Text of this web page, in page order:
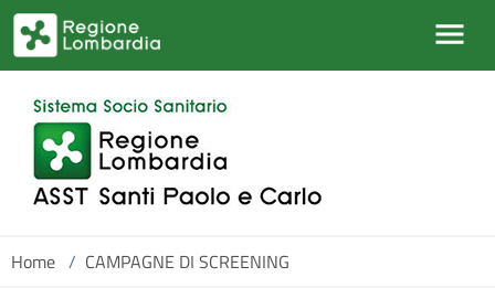
Salta al contenuto principale
Home / CAMPAGNE DI SCREENING